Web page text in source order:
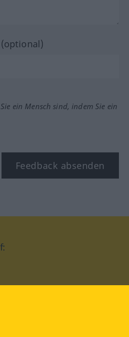
ein Mensch sind, indem Sie ein
Feedback absenden